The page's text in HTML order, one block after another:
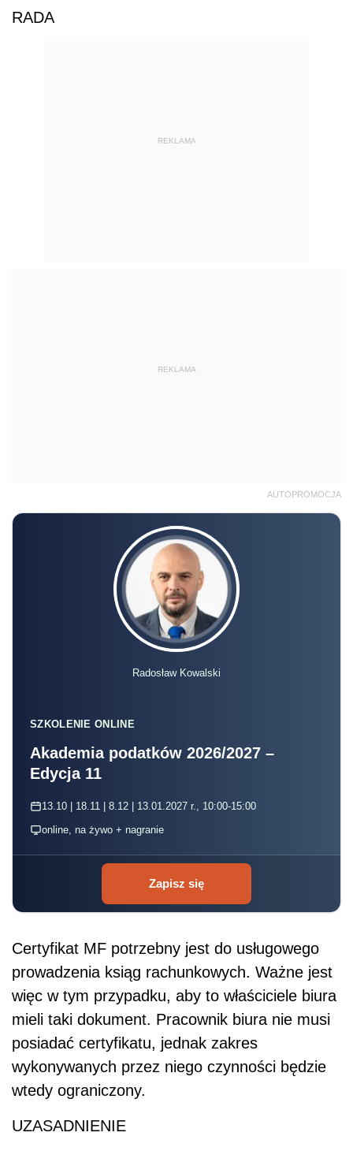
RADA
REKLAMA
REKLAMA
AUTOPROMOCJA
Radosław Kowalski
SZKOLENIE ONLINE
Akademia podatków 2026/2027 –
Edycja 11
13.10 | 18.11 | 8.12 | 13.01.2027 r., 10:00-15:00
online, na żywo + nagranie
Zapisz się
Certyfikat MF potrzebny jest do usługowego
prowadzenia ksiąg rachunkowych. Ważne jest
więc w tym przypadku, aby to właściciele biura
mieli taki dokument. Pracownik biura nie musi
posiadać certyfikatu, jednak zakres
wykonywanych przez niego czynności będzie
wtedy ograniczony.
UZASADNIENIE